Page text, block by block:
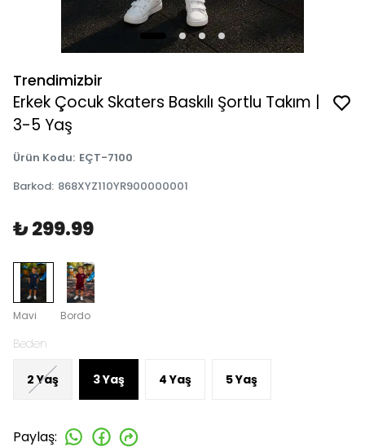
Trendimizbir
Erkek Çocuk Skaters Baskılı Şortlu Takım |
3-5 Yaş
Ürün Kodu: EÇT-7100
Barkod: 868XYZ110YR900000001
₺ 299.99
Mavi Bordo
Beden
2 Yaş 3 Yaş 4 Yaş 5 Yaş
Paylaş: